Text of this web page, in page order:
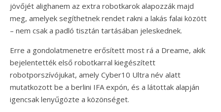
jövőjét alighanem az extra robotkarok alapozzák majd
meg, amelyek segíthetnek rendet rakni a lakás falai között
– nem csak a padló tisztán tartásában jeleskednek.
Erre a gondolatmenetre erősített most rá a Dreame, akik
bejelentették első robotkarral kiegészített
robotporszívójukat, amely Cyber10 Ultra név alatt
mutatkozott be a berlini IFA expón, és a látottak alapján
igencsak lenyűgözte a közönséget.